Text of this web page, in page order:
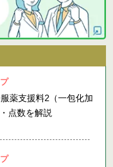
服薬支援料2（一包化加
点数を解説